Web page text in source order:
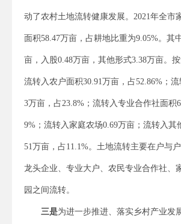
动了农村土地流转健康发展。2021年全市
面积58.47万亩，占耕地比重为9.05%。其
亩，入股0.48万亩，其他形式3.38万亩。
流转入农户面积30.91万亩，占52.86%；
3万亩，占23.8%；流转入专业合作社面积
9%；流转入家庭农场0.69万亩；流转入其
51万亩，占11.1%。土地流转主要在户与
龙头企业、专业大户、农民专业合作社、
园之间流转。
三是为进一步推进、落实乡村产业发